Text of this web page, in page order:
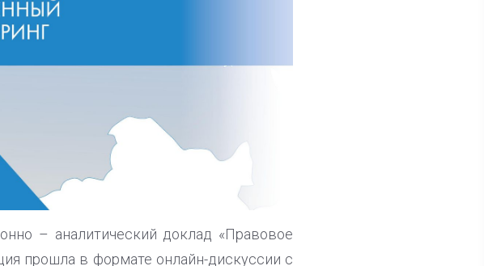
– аналитический доклад «Правовое
прошла в формате онлайн-дискуссии с